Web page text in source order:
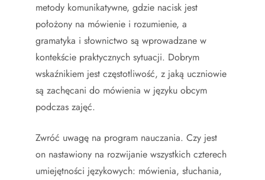
metody komunikatywne, gdzie nacisk jest
położony na mówienie i rozumienie, a
gramatyka i słownictwo są wprowadzane w
kontekście praktycznych sytuacji. Dobrym
wskaźnikiem jest częstotliwość, z jaką uczniowie
są zachęcani do mówienia w języku obcym
podczas zajęć.
Zwróć uwagę na program nauczania. Czy jest
on nastawiony na rozwijanie wszystkich czterech
umiejętności językowych: mówienia, słuchania,